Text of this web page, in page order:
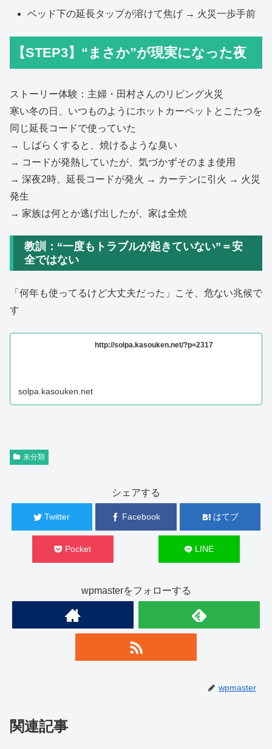
ベッド下の延長タップが溶けて焦げ → 火災一歩手前
【STEP3】“まさか”が現実になった夜
ストーリー体験：主婦・田村さんのリビング火災
寒い冬の日、いつものようにホットカーペットとこたつを
同じ延長コードで使っていた
→ しばらくすると、焼けるような臭い
→ コードが発熱していたが、気づかずそのまま使用
→ 深夜2時、延長コードが発火 → カーテンに引火 → 火災
発生
→ 家族は何とか逃げ出したが、家は全焼
教訓：“一度もトラブルが起きていない”＝安
全ではない
「何年も使ってるけど大丈夫だった」こそ、危ない兆候で
す
http://solpa.kasouken.net/?p=2317
solpa.kasouken.net
未分類
シェアする
Twitter Facebook はてブ
Pocket LINE
wpmasterをフォローする
wpmaster
関連記事